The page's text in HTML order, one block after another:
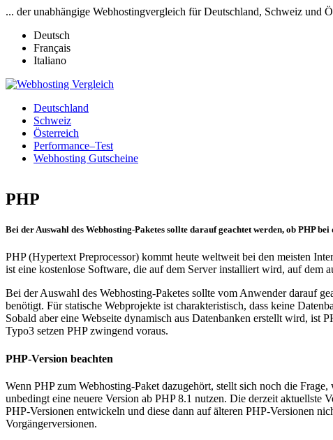
... der unabhängige Webhostingvergleich für Deutschland, Schweiz und
Deutsch
Français
Italiano
Deutschland
Schweiz
Österreich
Performance–Test
Webhosting Gutscheine
PHP
Bei der Auswahl des Webhosting-Paketes sollte darauf geachtet werden, ob PHP
PHP (Hypertext Preprocessor) kommt heute weltweit bei den meisten
ist eine kostenlose Software, die auf dem Server installiert wird, auf dem
Bei der Auswahl des Webhosting-Paketes sollte vom Anwender darauf
benötigt. Für statische Webprojekte ist charakteristisch, dass keine
Sobald aber eine Webseite dynamisch aus Datenbanken erstellt wird, ist
Typo3 setzen PHP zwingend voraus.
PHP-Version beachten
Wenn PHP zum Webhosting-Paket dazugehört, stellt sich noch die
unbedingt eine neuere Version ab PHP 8.1 nutzen. Die derzeit aktuellste
PHP-Versionen entwickeln und diese dann auf älteren PHP-Versionen
Vorgängerversionen.